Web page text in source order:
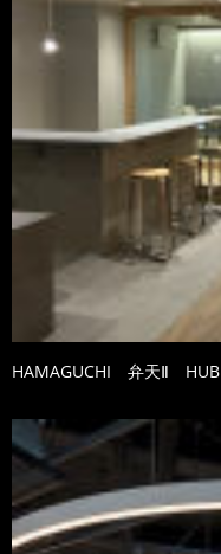
HAMAGUCHI 弁天Ⅱ HUB